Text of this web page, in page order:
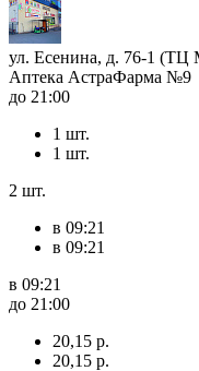
ул. Есенина, д. 76-1 (ТЦ
Аптека АстраФарма №9
до 21:00
1 шт.
1 шт.
2 шт.
в 09:21
в 09:21
в 09:21
до 21:00
20,15 р.
20,15 р.